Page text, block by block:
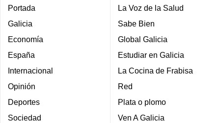
Portada
Galicia
Economía
España
Internacional
Opinión
Deportes
Sociedad
La Voz de la Salud
Sabe Bien
Global Galicia
Estudiar en Galicia
La Cocina de Frabisa
Red
Plata o plomo
Ven A Galicia